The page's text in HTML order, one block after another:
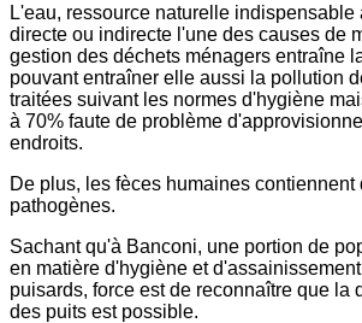
L'eau, ressource naturelle
directe ou indirecte l'une des causes de
gestion des déchets ménagers entraîne
pouvant entraîner elle aussi la pollution
traitées suivant les normes d'hygiène
à 70% faute de problème
endroits.
De plus, les fèces humaines
pathogènes.
Sachant qu'à Banconi, une portion de
en matière d'hygiène et
puisards, force est de reconnaître que
des puits est possible.